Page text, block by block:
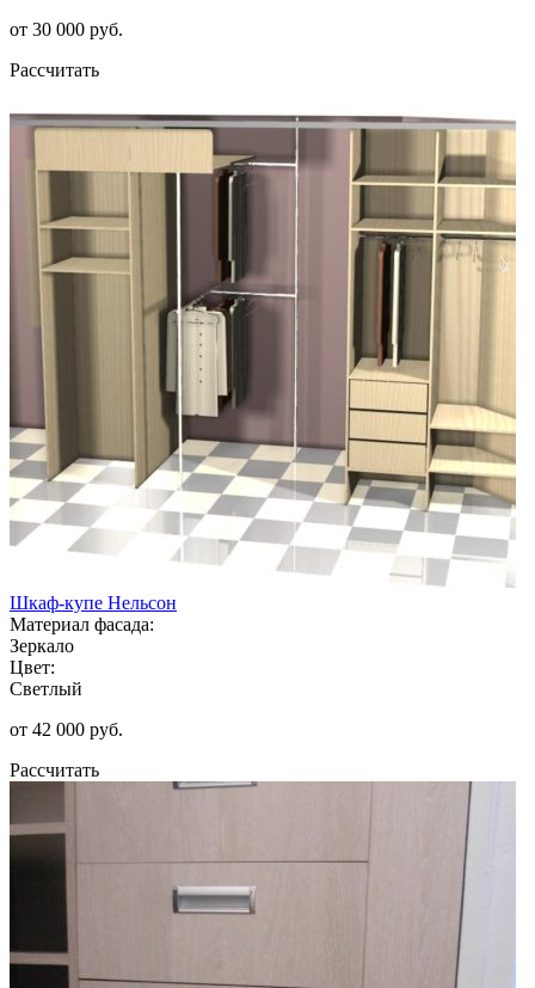
от 30 000 руб.
Рассчитать
Шкаф-купе Нельсон
Материал фасада:
Зеркало
Цвет:
Светлый
от 42 000 руб.
Рассчитать